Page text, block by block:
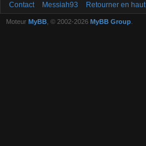
Contact Messiah93 Retourner en haut
Moteur MyBB , © 2002-2026 MyBB Group